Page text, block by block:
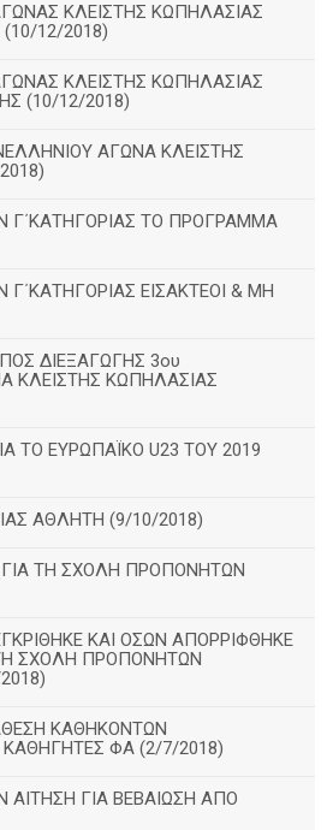
ΚΛΕΙΣΤΗΣ ΚΩΠΗΛΑΣΙΑΣ
12/2018)
ΚΛΕΙΣΤΗΣ ΚΩΠΗΛΑΣΙΑΣ
(10/12/2018)
ΑΓΩΝΑ ΚΛΕΙΣΤΗΣ
ΤΟ ΠΡΟΓΡΑΜΜΑ
ΕΙΣΑΚΤΕΟΙ & ΜΗ
ΔΙΕΞΑΓΩΓΗΣ 3ου
ΚΛΕΙΣΤΗΣ ΚΩΠΗΛΑΣΙΑΣ
ΤΟ ΕΥΡΩΠΑΪΚΟ U23 ΤΟΥ 2019
ΑΘΛΗΤΗ (9/10/2018)
ΤΗ ΣΧΟΛΗ ΠΡΟΠΟΝΗΤΩΝ
ΚΑΙ ΟΣΩΝ ΑΠΟΡΡΙΦΘΗΚΕ
ΣΧΟΛΗ ΠΡΟΠΟΝΗΤΩΝ
ΚΑΘΗΚΟΝΤΩΝ
ΦΑ (2/7/2018)
ΓΙΑ ΒΕΒΑΙΩΣΗ ΑΠΟ